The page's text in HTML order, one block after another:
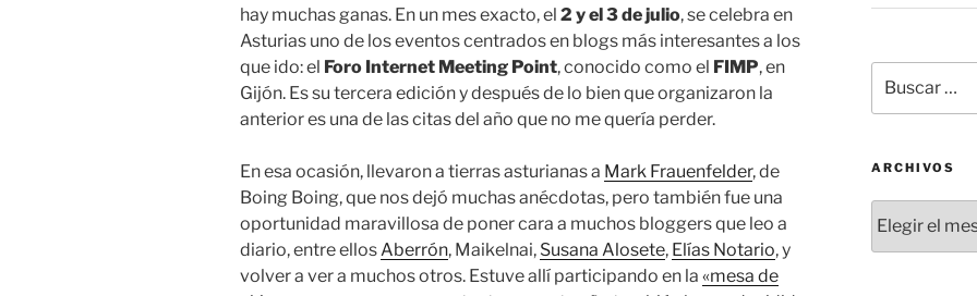
hay muchas ganas. En un mes exacto, el 2 y el 3 de julio, se celebra en
Asturias uno de los eventos centrados en blogs más interesantes a los
que ido: el Foro Internet Meeting Point, conocido como el FIMP, en
Gijón. Es su tercera edición y después de lo bien que organizaron la
anterior es una de las citas del año que no me quería perder.
En esa ocasión, llevaron a tierras asturianas a Mark Frauenfelder, de
Boing Boing, que nos dejó muchas anécdotas, pero también fue una
oportunidad maravillosa de poner cara a muchos bloggers que leo a
diario, entre ellos Aberrón, Maikelnai, Susana Alosete, Elías Notario, y
volver a ver a muchos otros. Estuve allí participando en la «mesa de
por:
ARCHIVOS